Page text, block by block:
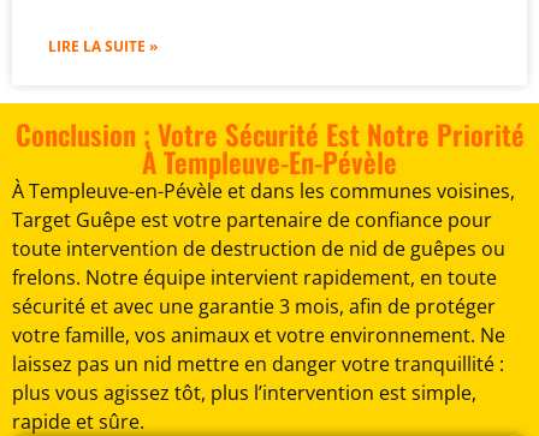
LIRE LA SUITE »
Conclusion : Votre Sécurité Est Notre Priorité
À Templeuve-En-Pévèle
À Templeuve-en-Pévèle et dans les communes voisines,
Target Guêpe est votre partenaire de confiance pour
toute intervention de destruction de nid de guêpes ou
frelons. Notre équipe intervient rapidement, en toute
sécurité et avec une garantie 3 mois, afin de protéger
votre famille, vos animaux et votre environnement. Ne
laissez pas un nid mettre en danger votre tranquillité :
plus vous agissez tôt, plus l’intervention est simple,
rapide et sûre.